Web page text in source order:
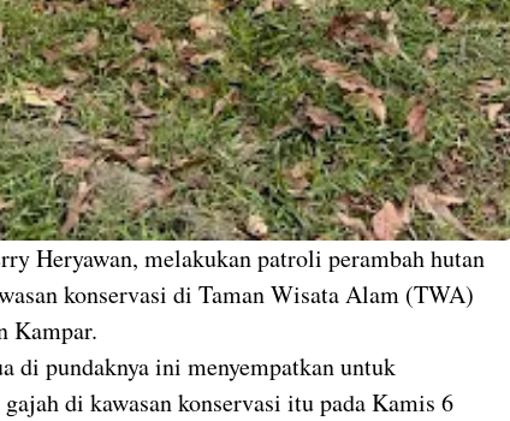
Heryawan, melakukan patroli perambah hutan
konservasi di Taman Wisata Alam (TWA)
Kampar.
di pundaknya ini menyempatkan untuk
di kawasan konservasi itu pada Kamis 6